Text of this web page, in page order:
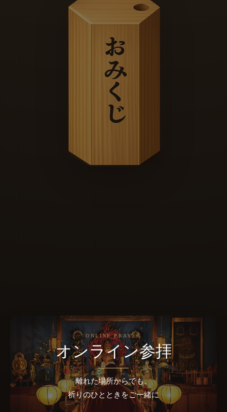
ONLINE PRAYER
オンライン参拝
離れた場所からでも、
祈りのひとときをご一緒に